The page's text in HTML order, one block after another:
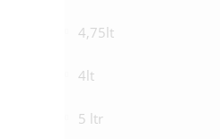
4,75lt
4lt
5 ltr